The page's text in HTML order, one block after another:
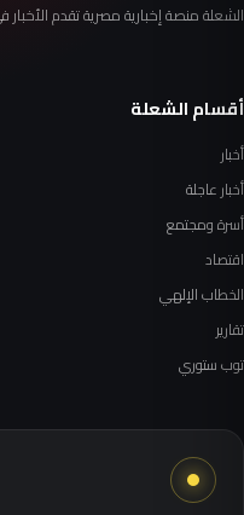
الشعلة منصة إخبارية مصرية تقدم
أقسام الشعلة
أخبار
أخبار عاجلة
أسرة ومجتمع
اقتصاد
الخطاب الإلهي
تقارير
توب ستوري